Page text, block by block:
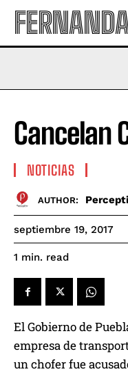
Cancelan
NOTICIAS
AUTHOR:
septiembre 19, 2017
1 min. read
El Gobierno de
empresa de
un chofer fue